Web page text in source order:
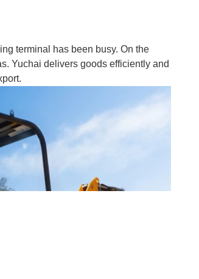
terminal has been busy. On the
Yuchai delivers goods efficiently and